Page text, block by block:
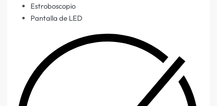
Estroboscopio
Pantalla de LED